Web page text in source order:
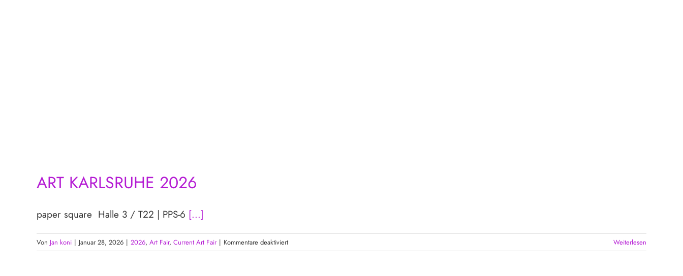
ART KARLSRUHE 2026
paper square Halle 3 / T22 | PPS-6 [...]
Von Jan koni | Januar 28, 2026 | 2026, Art Fair, Current Art Fair | Kommentare deaktiviertfür
ART
Weiterlesen